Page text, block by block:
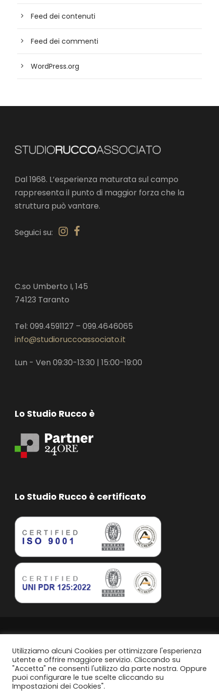
Feed dei contenuti
Feed dei commenti
WordPress.org
Dal 1968. L’esperienza maturata sul campo
rappresenta il punto di maggior forza che la
struttura può vantare.
Seguici su:
C.so Umberto I, 145
74123 Taranto
Tel: 099.4591127 – 099.4646065
info@studioruccoassociato.it
Lun - Ven 09:30-13:30 | 15:00-19:00
Lo Studio Rucco è
Lo Studio Rucco è certificato
Privacy Policy
Politica di parità di genere
Content Design by
Utilizziamo alcuni Cookies per ottimizzare l'esperienza
utente e offrire maggiore servizio. Cliccando su
"Accetta" ne consenti l'utilizzo da parte nostra. Oppure
puoi configurare le tue scelte cliccando su
Impostazioni dei Cookies".